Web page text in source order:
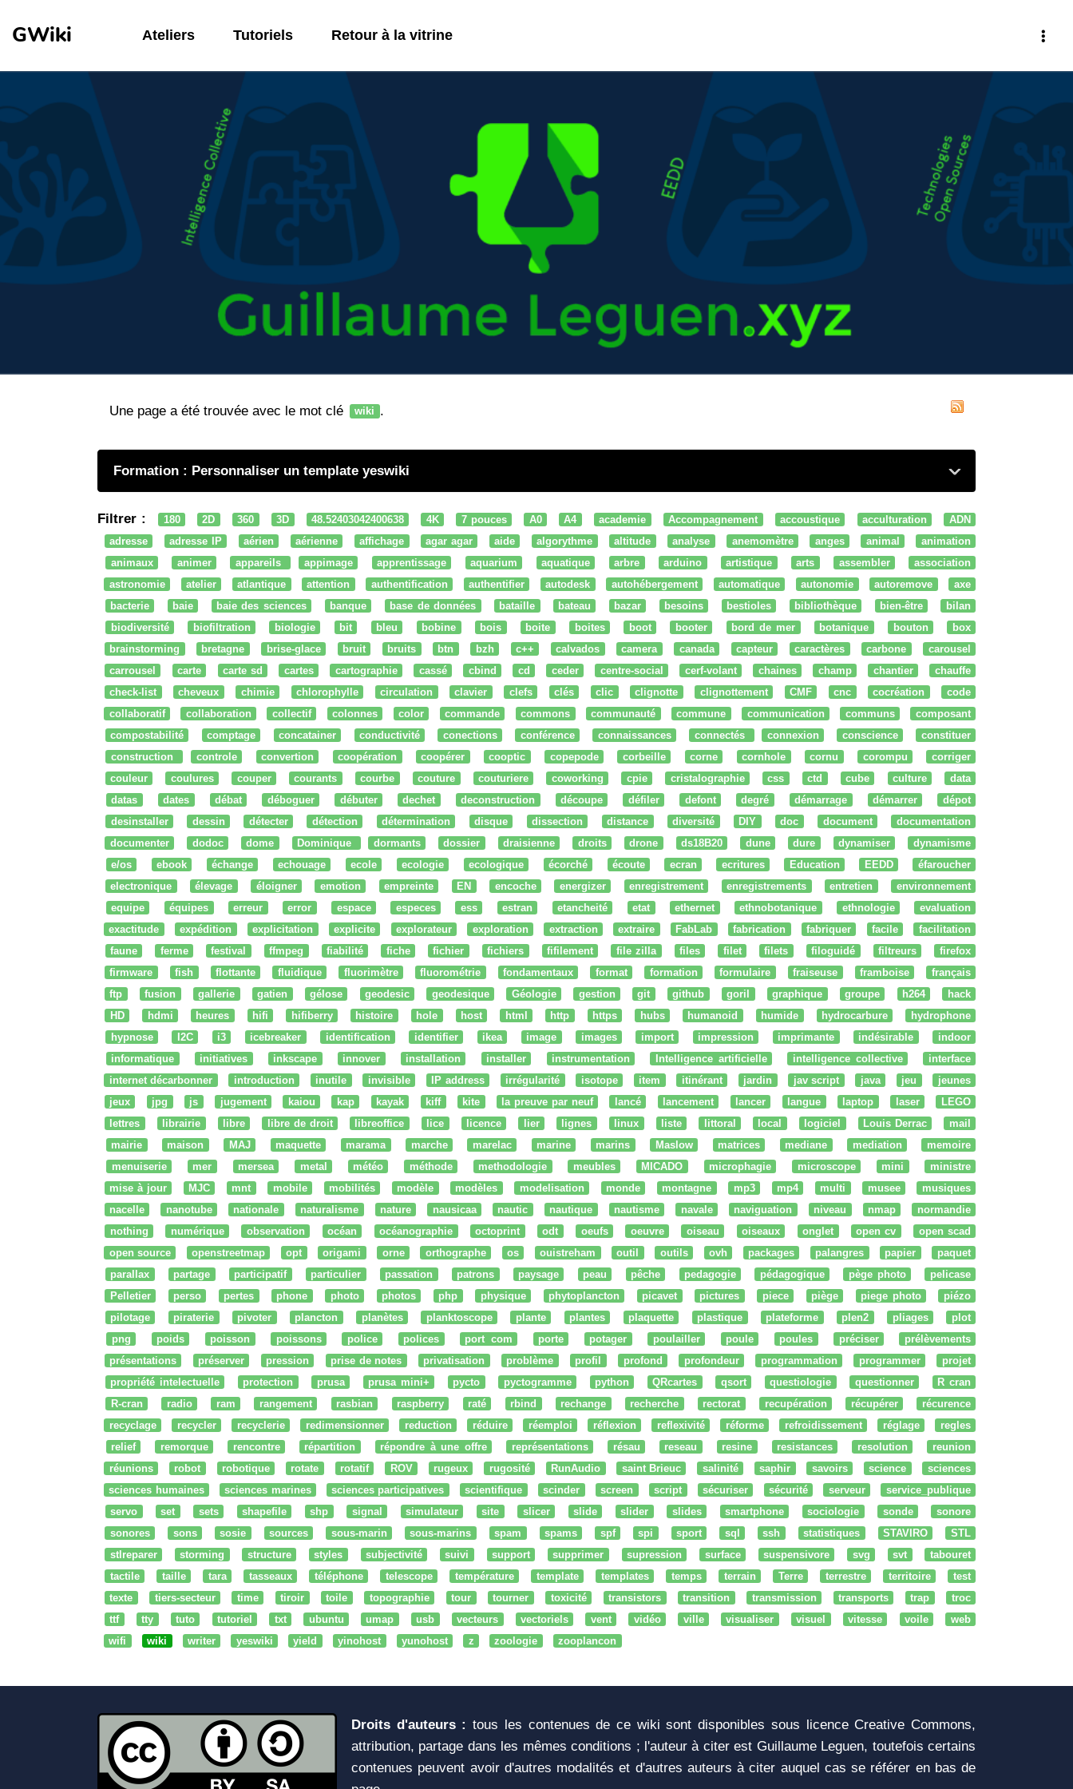
GWiki Ateliers Tutoriels Retour à la vitrine
Une page a été trouvée avec le mot clé wiki .
Formation : Personnaliser un template yeswiki
Filtrer : 180 2D 360 3D 48.52403042400638 4K 7 pouces A0 A4 academie Accompagnement accoustique acculturation
ADN
adresse
adresse IP aérien aérienne affichage agar agar aide algorythme altitude analyse anemomètre anges animal
animation
animaux
animer appareils appimage apprentissage aquarium aquatique arbre arduino artistique arts assembler
association
astronomie
atelier atlantique attention authentification authentifier autodesk autohébergement automatique autonomie autoremove
axe
bacterie
baie baie des sciences banque base de données bataille bateau bazar besoins bestioles bibliothèque bien-être
bilan
biodiversité
biofiltration biologie bit bleu bobine bois boite boites boot booter bord de mer botanique bouton
box
brainstorming
bretagne brise-glace bruit bruits btn bzh c++ calvados camera canada capteur caractères carbone
carousel
carrousel
carte carte sd cartes cartographie cassé cbind cd ceder centre-social cerf-volant chaines champ chantier
chauffe
check-list
cheveux chimie chlorophylle circulation clavier clefs clés clic clignotte clignottement CMF cnc cocréation
code
collaboratif
collaboration collectif colonnes color commande commons communauté commune communication communs
composant
compostabilité
comptage concatainer conductivité conections conférence connaissances connectés connexion conscience
constituer
construction
controle convertion coopération coopérer cooptic copepode corbeille corne cornhole cornu corompu
corriger
couleur
coulures couper courants courbe couture couturiere coworking cpie cristalographie css ctd cube culture
data
datas
dates débat déboguer débuter dechet deconstruction découpe défiler defont degré démarrage démarrer
dépot
desinstaller
dessin détecter détection détermination disque dissection distance diversité DIY doc document
documentation
documenter
dodoc dome Dominique dormants dossier draisienne droits drone ds18B20 dune dure dynamiser
dynamisme
e/os
ebook échange echouage ecole ecologie ecologique écorché écoute ecran ecritures Education EEDD
éfaroucher
electronique
élevage éloigner emotion empreinte EN encoche energizer enregistrement enregistrements entretien
environnement
equipe
équipes erreur error espace especes ess estran etancheité etat ethernet ethnobotanique ethnologie
evaluation
exactitude
expédition explicitation explicite explorateur exploration extraction extraire FabLab fabrication fabriquer facile
facilitation
faune
ferme festival ffmpeg fiabilité fiche fichier fichiers fifilement file zilla files filet filets filoguidé filtreurs
firefox
firmware
fish flottante fluidique fluorimètre fluorométrie fondamentaux format formation formulaire fraiseuse framboise
français
ftp
fusion gallerie gatien gélose geodesic geodesique Géologie gestion git github goril graphique groupe h264
hack
HD
hdmi heures hifi hifiberry histoire hole host html http https hubs humanoid humide hydrocarbure
hydrophone
hypnose
I2C i3 icebreaker identification identifier ikea image images import impression imprimante indésirable
indoor
informatique
initiatives inkscape innover installation installer instrumentation Intelligence artificielle intelligence collective
interface
internet décarbonner
introduction inutile invisible IP address irrégularité isotope item itinérant jardin jav script java jeu
jeunes
jeux
jpg js jugement kaiou kap kayak kiff kite la preuve par neuf lancé lancement lancer langue laptop laser
LEGO
lettres
librairie libre libre de droit libreoffice lice licence lier lignes linux liste littoral local logiciel Louis Derrac
mail
mairie
maison MAJ maquette marama marche marelac marine marins Maslow matrices mediane mediation
memoire
menuiserie
mer mersea metal météo méthode methodologie meubles MICADO microphagie microscope mini
ministre
mise à jour
MJC mnt mobile mobilités modèle modèles modelisation monde montagne mp3 mp4 multi musee
musiques
nacelle
nanotube nationale naturalisme nature nausicaa nautic nautique nautisme navale naviguation niveau nmap
normandie
nothing
numérique observation océan océanographie octoprint odt oeufs oeuvre oiseau oiseaux onglet open cv
open scad
open source
openstreetmap opt origami orne orthographe os ouistreham outil outils ovh packages palangres papier
paquet
parallax
partage participatif particulier passation patrons paysage peau pêche pedagogie pédagogique pège photo
pelicase
Pelletier
perso pertes phone photo photos php physique phytoplancton picavet pictures piece piège piege photo
piézo
pilotage
piraterie pivoter plancton planètes planktoscope plante plantes plaquette plastique plateforme plen2 pliages
plot
png
poids poisson poissons police polices port com porte potager poulailler poule poules préciser
prélèvements
présentations
préserver pression prise de notes privatisation problème profil profond profondeur programmation programmer
projet
propriété intelectuelle
protection prusa prusa mini+ pycto pyctogramme python QRcartes qsort questiologie questionner
R cran
R-cran
radio ram rangement rasbian raspberry raté rbind rechange recherche rectorat recupération récupérer
récurence
recyclage
recycler recyclerie redimensionner reduction réduire réemploi réflexion reflexivité réforme refroidissement réglage
regles
relief
remorque rencontre répartition répondre à une offre représentations résau reseau resine resistances resolution
reunion
réunions
robot robotique rotate rotatif ROV rugeux rugosité RunAudio saint Brieuc salinité saphir savoirs science
sciences
sciences humaines
sciences marines sciences participatives scientifique scinder screen script sécuriser sécurité serveur
service_publique
servo
set sets shapefile shp signal simulateur site slicer slide slider slides smartphone sociologie sonde
sonore
sonores
sons sosie sources sous-marin sous-marins spam spams spf spi sport sql ssh statistiques STAVIRO
STL
stlreparer
storming structure styles subjectivité suivi support supprimer supression surface suspensivore svg svt
tabouret
tactile
taille tara tasseaux téléphone telescope température template templates temps terrain Terre terrestre territoire
test
texte
tiers-secteur time tiroir toile topographie tour tourner toxicité transistors transition transmission transports trap
troc
ttf
tty tuto tutoriel txt ubuntu umap usb vecteurs vectoriels vent vidéo ville visualiser visuel vitesse voile
web
wifi
wiki writer yeswiki yield yinohost yunohost z zoologie zooplancon
Droits d'auteurs : tous les contenues de ce wiki sont disponibles sous licence Creative Commons,
attribution, partage dans les mêmes conditions ; l'auteur à citer est Guillaume Leguen, toutefois certains
contenues peuvent avoir d'autres modalités et d'autres auteurs à citer auquel cas se référer en bas de